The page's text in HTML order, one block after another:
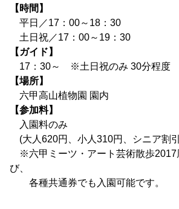
【時間】
平日／17：00～18：30
土日祝／17：00～19：30
【ガイド】
17：30～ ※土日祝のみ 30分程度
【場所】
六甲高山植物園 園内
【参加料】
入園料のみ
(大人620円、小人310円、シニア割
※六甲ミーツ・アート芸術散歩2017
び、
各種共通券でも入園可能です。